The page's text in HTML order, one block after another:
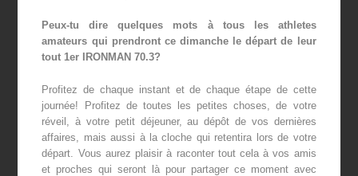
Peux-tu dire quelques mots à tous les athletes
amateurs qui prendront ce dimanche le départ de leur
tout 1er IRONMAN 70.3?
Profitez de chaque instant et de chaque étape de cette
journée! Profitez de toutes les petites choses, de votre
réveil, à votre petit déjeuner, au dépôt de vos dernières
affaires, mais aussi à la cloche qui retentira lors de votre
départ. Vous aurez plaisir à raconter tout cela à vos amis
et proches qui seront là pour partager ce moment avec